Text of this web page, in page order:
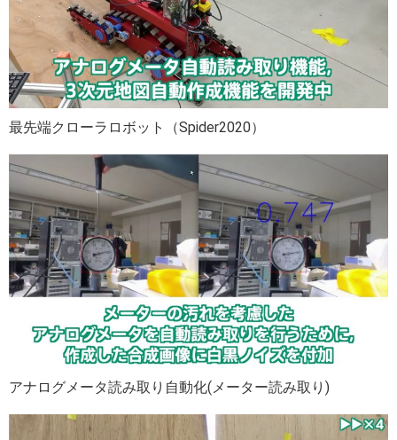
最先端クローラロボット（Spider2020）
アナログメータ読み取り自動化(メーター読み取り)